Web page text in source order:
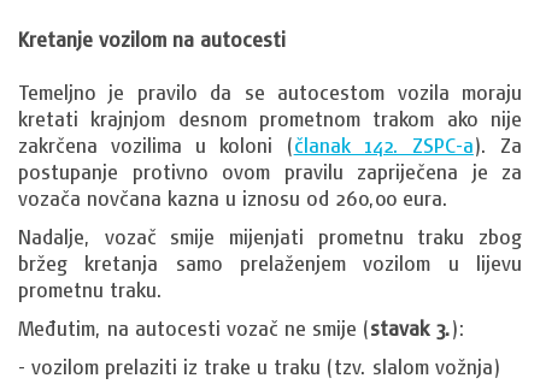
Kretanje vozilom na autocesti
Temeljno je pravilo da se autocestom vozila moraju
kretati krajnjom desnom prometnom trakom ako nije
zakrčena vozilima u koloni (članak 142. ZSPC-a). Za
postupanje protivno ovom pravilu zapriječena je za
vozača novčana kazna u iznosu od 260,00 eura.
Nadalje, vozač smije mijenjati prometnu traku zbog
bržeg kretanja samo prelaženjem vozilom u lijevu
prometnu traku.
Međutim, na autocesti vozač ne smije (stavak 3.):
- vozilom prelaziti iz trake u traku (tzv. slalom vožnja)